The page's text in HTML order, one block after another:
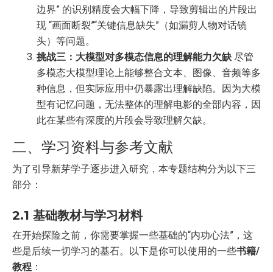
边界” 的识别精度会大幅下降，导致剪辑出的片段出
现 “画面断裂”“关键信息缺失”（如漏剪人物对话镜
头）等问题。
挑战三：大模型对多模态信息的理解能力欠缺 尽管
多模态大模型理论上能够整合文本、图像、音频等多
种信息，但实际应用中仍暴露出理解缺陷。因为大模
型有记忆问题，无法整体的理解电影的全部内容，因
此在某些有深度的片段会导致理解欠缺。
二、学习资料与参考文献
为了引导新芽学子逐步进入研究，本专题结构分为以下三
部分：
2.1 基础教材与学习材料
在开始探险之前，你需要掌握一些基础的“内功心法”，这
些是后续一切学习的基石。以下是你可以使用的一些书籍/
教程 ：